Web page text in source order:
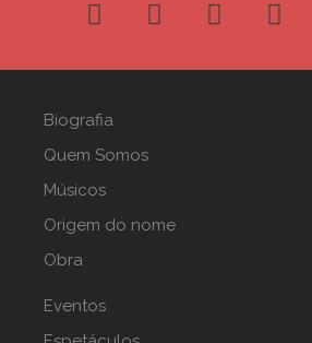
Biografia
Quem Somos
Músicos
Origem do nome
Obra
Eventos